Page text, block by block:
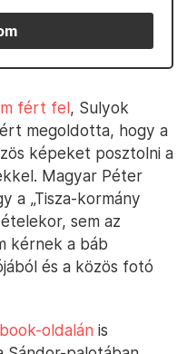
fért fel, Sulyok
megoldotta, hogy a
képeket posztolni a
Magyar Péter
a „Tisza-kormány
sem az
kérnek a báb
és a közös fotó
oldalán is